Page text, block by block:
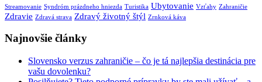
Streamovanie Syndróm prázdneho hniezda Turistika Ubytovanie Vzťahy Zahraničie
Zdravie Zdravá strava Zdravý životný štýl Zrnková káva
Najnovšie články
Slovensko verzus zahraničie – čo je tá najlepšia destinácia pre
vašu dovolenku?